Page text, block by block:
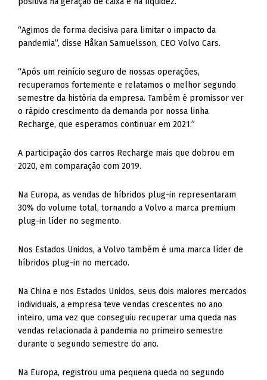
“Agimos de forma decisiva para limitar o impacto da
pandemia”, disse Håkan Samuelsson, CEO Volvo Cars.
“Após um reinício seguro de nossas operações,
recuperamos fortemente e relatamos o melhor segundo
semestre da história da empresa. Também é promissor ver
o rápido crescimento da demanda por nossa linha
Recharge, que esperamos continuar em 2021.”
A participação dos carros Recharge mais que dobrou em
2020, em comparação com 2019.
Na Europa, as vendas de híbridos plug-in representaram
30% do volume total, tornando a Volvo a marca premium
plug-in líder no segmento.
Nos Estados Unidos, a Volvo também é uma marca líder de
híbridos plug-in no mercado.
Na China e nos Estados Unidos, seus dois maiores mercados
individuais, a empresa teve vendas crescentes no ano
inteiro, uma vez que conseguiu recuperar uma queda nas
vendas relacionada à pandemia no primeiro semestre
durante o segundo semestre do ano.
Na Europa, registrou uma pequena queda no segundo